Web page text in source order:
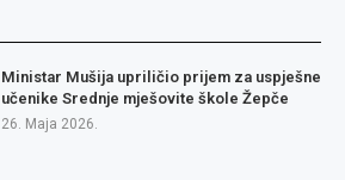
Ministar Mušija upriličio prijem za uspješne
učenike Srednje mješovite škole Žepče
26. Maja 2026.